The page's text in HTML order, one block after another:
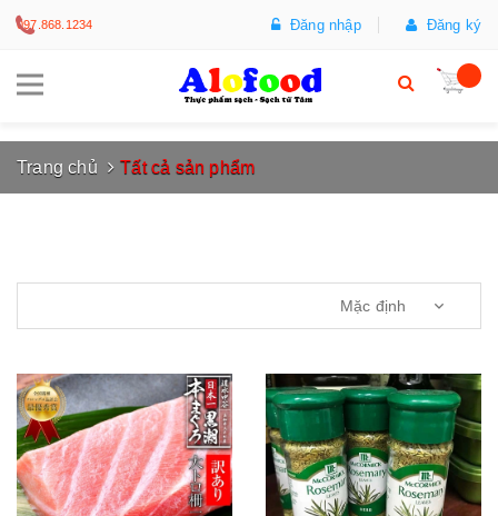
097.868.1234 Đăng nhập Đăng ký
Trang chủ Tất cả sản phẩm